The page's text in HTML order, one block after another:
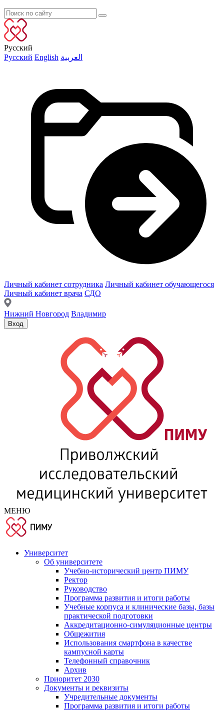
Русский
Русский English العربية
Личный кабинет сотрудника Личный кабинет обучающегося
Личный кабинет врача СДО
Нижний Новгород Владимир
Вход
МЕНЮ
Университет
Об университете
Учебно-исторический центр ПИМУ
Ректор
Руководство
Программа развития и итоги работы
Учебные корпуса и клинические базы, базы
практической подготовки
Аккредитационно-симуляционные центры
Общежития
Использования смартфона в качестве
кампусной карты
Телефонный справочник
Архив
Приоритет 2030
Документы и реквизиты
Учредительные документы
Программа развития и итоги работы